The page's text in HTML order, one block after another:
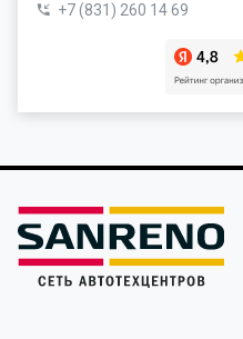
+7 (831) 260 14 69